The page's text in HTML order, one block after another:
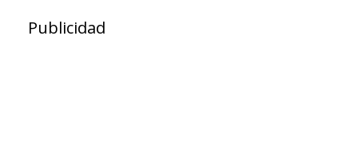
Publicidad